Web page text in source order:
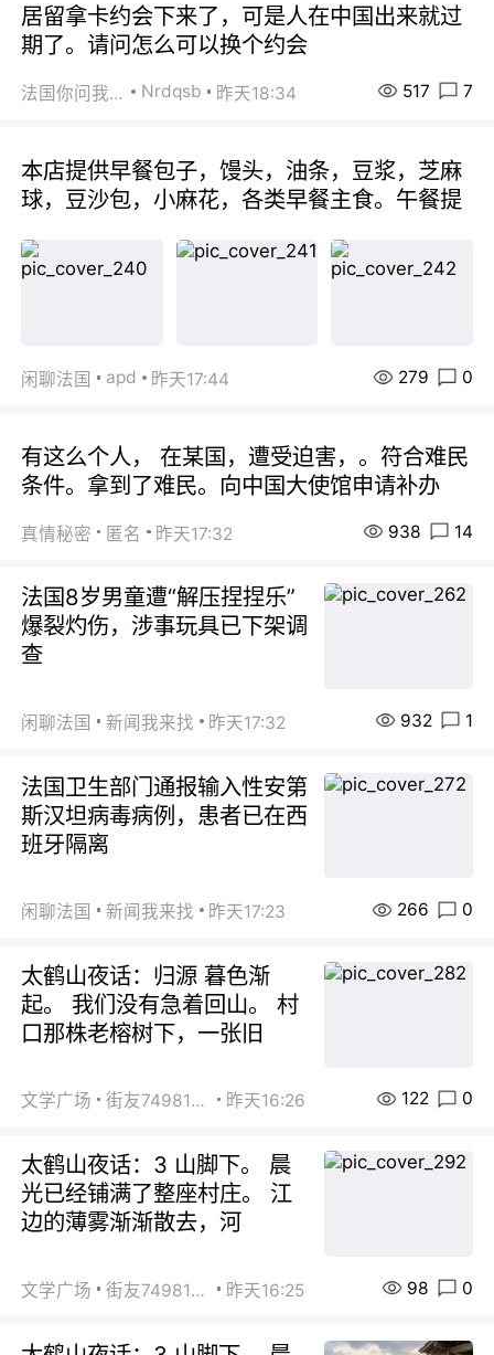
居留拿卡约会下来了，可是人在中国出来就过
期了。请问怎么可以换个约会
法国你问我答 Nrdqsb 昨天18:34 517 7
本店提供早餐包子，馒头，油条，豆浆，芝麻
球，豆沙包，小麻花，各类早餐主食。午餐提
闲聊法国 apd 昨天17:44 279 0
有这么个人， 在某国，遭受迫害，。符合难民
条件。拿到了难民。向中国大使馆申请补办
真情秘密 匿名 昨天17:32 938 14
法国8岁男童遭“解压捏捏乐”
爆裂灼伤，涉事玩具已下架调
查
闲聊法国 新闻我来找 昨天17:32 932 1
法国卫生部门通报输入性安第
斯汉坦病毒病例，患者已在西
班牙隔离
闲聊法国 新闻我来找 昨天17:23 266 0
太鹤山夜话：归源 暮色渐
起。 我们没有急着回山。 村
口那株老榕树下，一张旧
文学广场 街友74981146 昨天16:26 122 0
太鹤山夜话：3 山脚下。 晨
光已经铺满了整座村庄。 江
边的薄雾渐渐散去，河
文学广场 街友74981146 昨天16:25 98 0